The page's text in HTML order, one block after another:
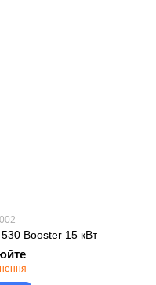
Booster 15 кВт